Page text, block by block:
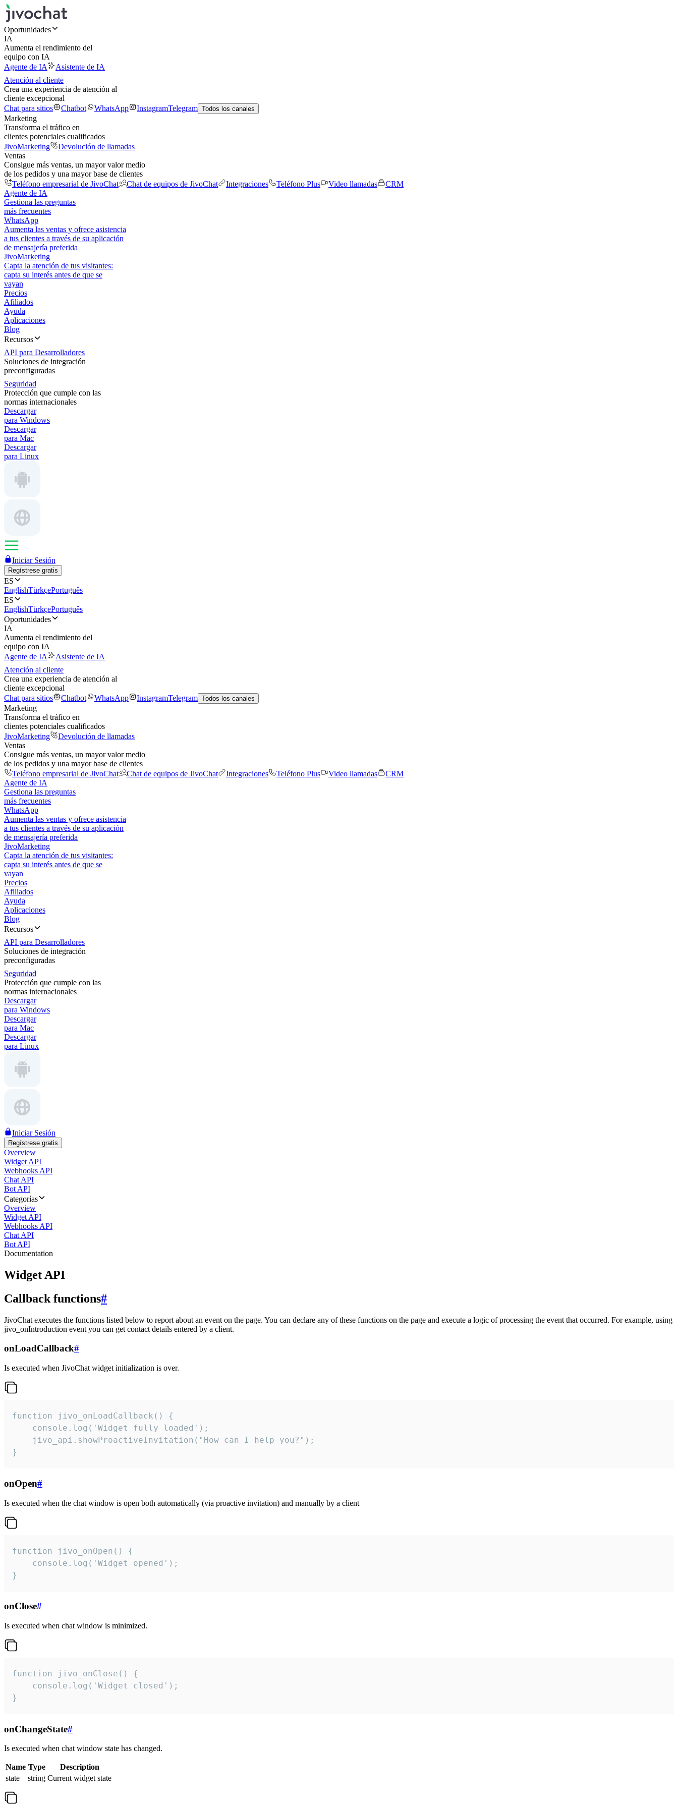
Oportunidades
IA
Aumenta el rendimiento del
equipo con IA
Agente de IA
Asistente de IA
Atención al cliente
Crea una experiencia de atención al
cliente excepcional
Chat para sitios
Chatbot WhatsApp InstagramTelegram Todos los canales
Marketing
Transforma el tráfico en
clientes potenciales cualificados
JivoMarketing
Devolución de llamadas
Ventas
Consigue más ventas, un mayor valor medio
de los pedidos y una mayor base de clientes
Teléfono empresarial de JivoChat
Chat de equipos de JivoChat Integraciones Teléfono Plus Video llamadas
CRM
Agente de IA
Gestiona las preguntas
más frecuentes
WhatsApp
Aumenta las ventas y ofrece asistencia
a tus clientes a través de su aplicación
de mensajería preferida
JivoMarketing
Capta la atención de tus visitantes:
capta su interés antes de que se
vayan
Precios
Afiliados
Ayuda
Aplicaciones
Blog
Recursos
API para Desarrolladores
Soluciones de integración
preconfiguradas
Seguridad
Protección que cumple con las
normas internacionales
Descargar
para Windows
Descargar
para Mac
Descargar
para Linux
Iniciar Sesión
Regístrese gratis
ES
EnglishTürkçePortuguês
ES
EnglishTürkçePortuguês
Oportunidades
IA
Aumenta el rendimiento del
equipo con IA
Agente de IA
Asistente de IA
Atención al cliente
Crea una experiencia de atención al
cliente excepcional
Chat para sitios
Chatbot WhatsApp InstagramTelegram Todos los canales
Marketing
Transforma el tráfico en
clientes potenciales cualificados
JivoMarketing
Devolución de llamadas
Ventas
Consigue más ventas, un mayor valor medio
de los pedidos y una mayor base de clientes
Teléfono empresarial de JivoChat
Chat de equipos de JivoChat Integraciones Teléfono Plus Video llamadas
CRM
Agente de IA
Gestiona las preguntas
más frecuentes
WhatsApp
Aumenta las ventas y ofrece asistencia
a tus clientes a través de su aplicación
de mensajería preferida
JivoMarketing
Capta la atención de tus visitantes:
capta su interés antes de que se
vayan
Precios
Afiliados
Ayuda
Aplicaciones
Blog
Recursos
API para Desarrolladores
Soluciones de integración
preconfiguradas
Seguridad
Protección que cumple con las
normas internacionales
Descargar
para Windows
Descargar
para Mac
Descargar
para Linux
Iniciar Sesión
Regístrese gratis
Overview
Widget API
Webhooks API
Chat API
Bot API
Categorías
Overview
Widget API
Webhooks API
Chat API
Bot API
Documentation
Widget API
Callback functions#
JivoChat executes the functions listed below to report about an event on the page. You can declare any of these functions on the page and execute a logic of processing the event that occurred. For example, using
jivo_onIntroduction event you can get contact details entered by a client.
onLoadCallback#
Is executed when JivoChat widget initialization is over.
function jivo_onLoadCallback() {
    console.log('Widget fully loaded');
    jivo_api.showProactiveInvitation("How can I help you?");
}
onOpen#
Is executed when the chat window is open both automatically (via proactive invitation) and manually by a client
function jivo_onOpen() {
    console.log('Widget opened');
}
onClose#
Is executed when chat window is minimized.
function jivo_onClose() {
    console.log('Widget closed');
}
onChangeState#
Is executed when chat window state has changed.
Name Type
Description
state
string Current widget state